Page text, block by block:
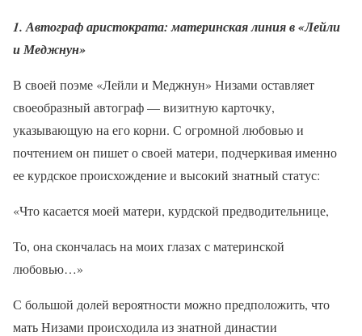
1. Автограф аристократа: материнская линия в «Лейли
и Меджнун»
В своей поэме «Лейли и Меджнун» Низами оставляет
своеобразный автограф — визитную карточку,
указывающую на его корни. С огромной любовью и
почтением он пишет о своей матери, подчеркивая именно
ее курдское происхождение и высокий знатный статус:
«Что касается моей матери, курдской предводительнице,
То, она скончалась на моих глазах с материнской
любовью…»
С большой долей вероятности можно предположить, что
мать Низами происходила из знатной династии